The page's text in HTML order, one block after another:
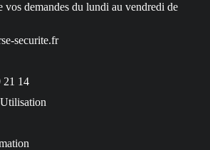
vos demandes du lundi au vendredi de
securite.fr
21 14